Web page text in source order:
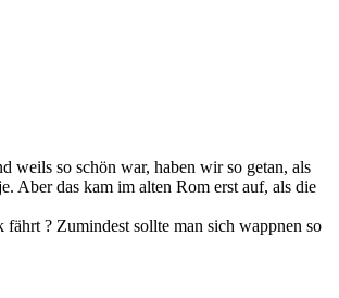
weils so schön war, haben wir so getan, als
Aber das kam im alten Rom erst auf, als die
? Zumindest sollte man sich wappnen so